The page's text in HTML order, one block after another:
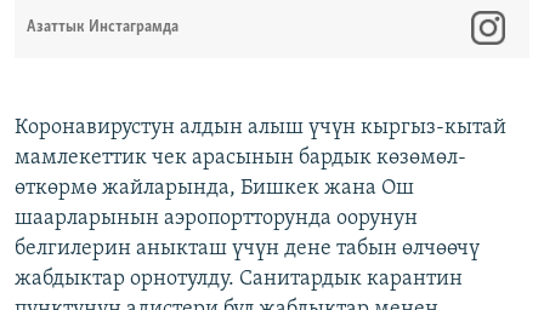
Азаттык Инстаграмда
Коронавирустун алдын алыш үчүн кыргыз-кытай
мамлекеттик чек арасынын бардык көзөмөл-
өткөрмө жайларында, Бишкек жана Ош
шаарларынын аэропортторунда оорунун
белгилерин аныкташ үчүн дене табын өлчөөчү
жабдыктар орнотулду. Санитардык карантин